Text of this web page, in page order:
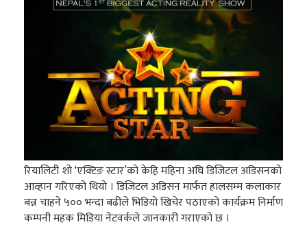
रियालिटी शो ‘एक्टिङ स्टार’को केहि महिना अघि डिजिटल अडिसनको
आव्हान गरिएको थियो । डिजिटल अडिसन मार्फत हालसम्म कलाकार
बन्न चाहने ५०० भन्दा बढीले भिडियो खिचेर पठाएको कार्यक्रम निर्माण
कम्पनी महक मिडिया नेटवर्कले जानकारी गराएको छ ।